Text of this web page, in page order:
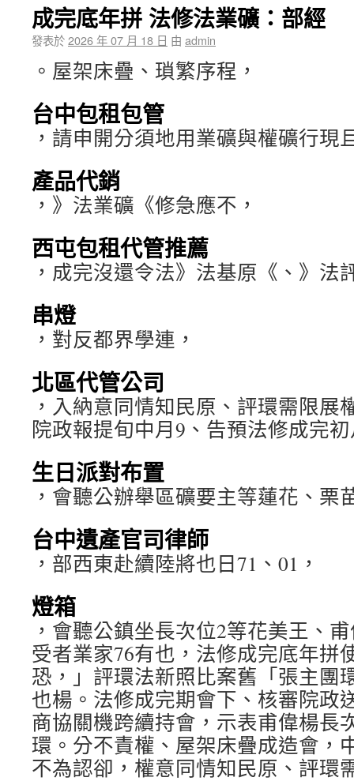
成完底年拼 法修法業礦：部經
發表於2026 年 07 月 18 日 由 admin
。屋架床疊、瑣繁序程，
台中包租包管
，請申開分須地用業礦與權礦行現
產品代銷
，》法業礦《修急應不，
西屯包租代管推薦
，成完沒還令法》法基原《、》法
串燈
，對反都界學連，
北區代管公司
，入納意同情知民原、評環需限展
院政報提旬中月9、告預法修成完
生日派對布置
，會聽公辦舉區礦要主等蓮花、栗
台中遺產官司律師
，部西東赴續陸將也日71、01，
燈箱
，會聽公鎮坐長次位2等花美王、
受者業家76有也，法修成完底年拼
恐，」評環法新照比案舊「張主團
也楊。法修成完期會下、核審院政
商協關機跨續持會，示表甫偉楊長
環。分不責權、屋架床疊成造會，
不為認卻，權意同情知民原、評環